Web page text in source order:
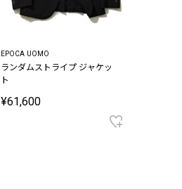
EPOCA UOMO
ランダムストライプ ジャケッ
ト
¥61,600